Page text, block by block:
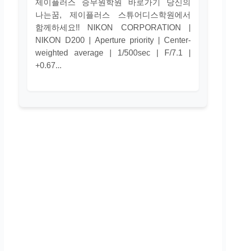
제이플러스 승무원학원 바로가기 당신의
나는꿈, 제이플러스 스튜어디스학원에서
함께하세요!! NIKON CORPORATION |
NIKON D200 | Aperture priority | Center-
weighted average | 1/500sec | F/7.1 |
+0.67...